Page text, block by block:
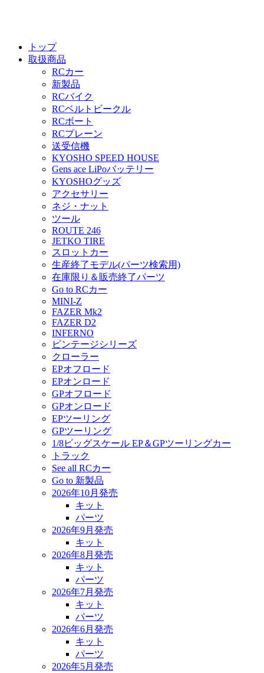
トップ
取扱商品
RCカー
新製品
RCバイク
RCベルトビークル
RCボート
RCプレーン
送受信機
KYOSHO SPEED HOUSE
Gens ace LiPoバッテリー
KYOSHOグッズ
アクセサリー
ネジ・ナット
ツール
ROUTE 246
JETKO TIRE
スロットカー
生産終了モデル(パーツ検索用)
在庫限り＆販売終了パーツ
Go to RCカー
MINI-Z
FAZER Mk2
FAZER D2
INFERNO
ビンテージシリーズ
クローラー
EPオフロード
EPオンロード
GPオフロード
GPオンロード
EPツーリング
GPツーリング
1/8ビッグスケール EP＆GPツーリングカー
トラック
See all RCカー
Go to 新製品
2026年10月発売
キット
パーツ
2026年9月発売
キット
2026年8月発売
キット
パーツ
2026年7月発売
キット
パーツ
2026年6月発売
キット
パーツ
2026年5月発売